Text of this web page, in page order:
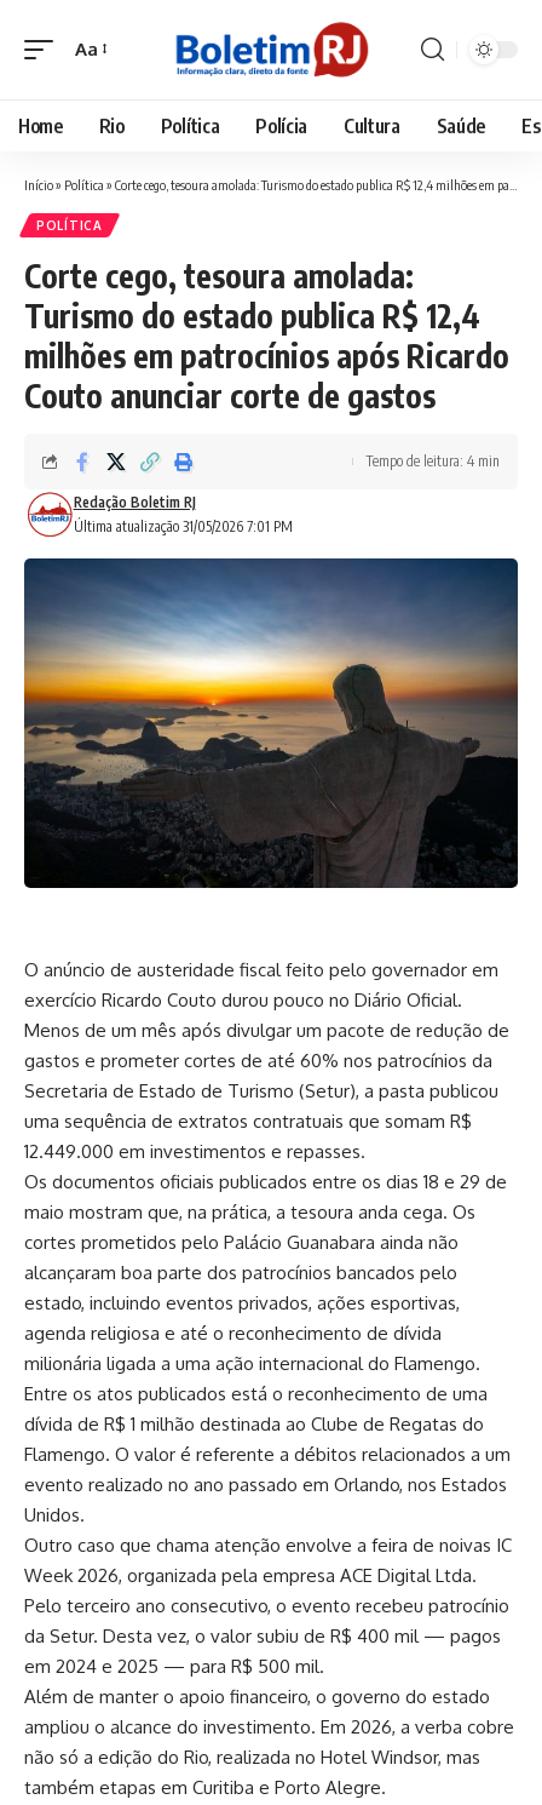
Font
Aa
Home Rio Política Polícia Cultura Saúde
Início» Política » Corte cego, tesoura amolada: Turismo do estado publica R$ 12,4 milhões em patrocínios após Ricardo Couto anunciar corte de gastos
POLÍTICA
Corte cego, tesoura amolada:
Turismo do estado publica R$ 12,4
milhões em patrocínios após Ricardo
Couto anunciar corte de gastos
Última atualização 31/05/2026 7:01 PM
Redação Boletim RJ
Tempo de leitura: 4 min
O anúncio de austeridade fiscal feito pelo governador em
exercício Ricardo Couto durou pouco no Diário Oficial.
Menos de um mês após divulgar um pacote de redução de
gastos e prometer cortes de até 60% nos patrocínios da
Secretaria de Estado de Turismo (Setur), a pasta publicou
uma sequência de extratos contratuais que somam R$
12.449.000 em investimentos e repasses.
Os documentos oficiais publicados entre os dias 18 e 29 de
maio mostram que, na prática, a tesoura anda cega. Os
cortes prometidos pelo Palácio Guanabara ainda não
alcançaram boa parte dos patrocínios bancados pelo
estado, incluindo eventos privados, ações esportivas,
agenda religiosa e até o reconhecimento de dívida
milionária ligada a uma ação internacional do Flamengo.
Entre os atos publicados está o reconhecimento de uma
dívida de R$ 1 milhão destinada ao Clube de Regatas do
Flamengo. O valor é referente a débitos relacionados a um
evento realizado no ano passado em Orlando, nos Estados
Unidos.
Outro caso que chama atenção envolve a feira de noivas IC
Week 2026, organizada pela empresa ACE Digital Ltda.
Pelo terceiro ano consecutivo, o evento recebeu patrocínio
da Setur. Desta vez, o valor subiu de R$ 400 mil — pagos
em 2024 e 2025 — para R$ 500 mil.
Além de manter o apoio financeiro, o governo do estado
ampliou o alcance do investimento. Em 2026, a verba cobre
não só a edição do Rio, realizada no Hotel Windsor, mas
também etapas em Curitiba e Porto Alegre.